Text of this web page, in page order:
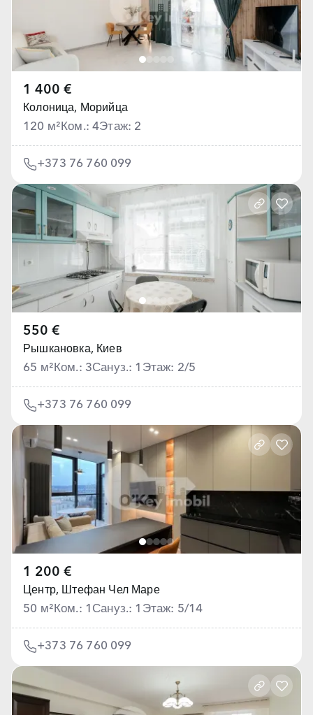
1 400 €
Колоница, Морийца
120 м² Ком.: 4Этаж: 2
+373 76 760 099
550 €
Рышкановка, Киев
65 м² Ком.: 3Сануз.: 1 Этаж: 2/5
+373 76 760 099
1 200 €
Центр, Штефан Чел Маре
50 м² Ком.: 1 Сануз.: 1 Этаж: 5/14
+373 76 760 099